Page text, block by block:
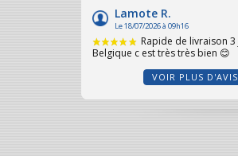
VOIR PLUS D'AVIS